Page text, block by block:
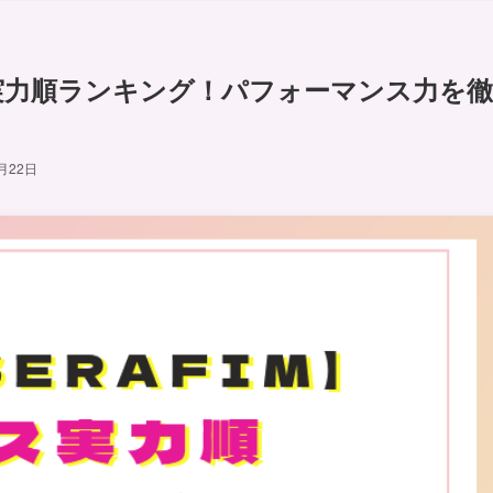
順ランキング！パフォーマンス力を徹
22日